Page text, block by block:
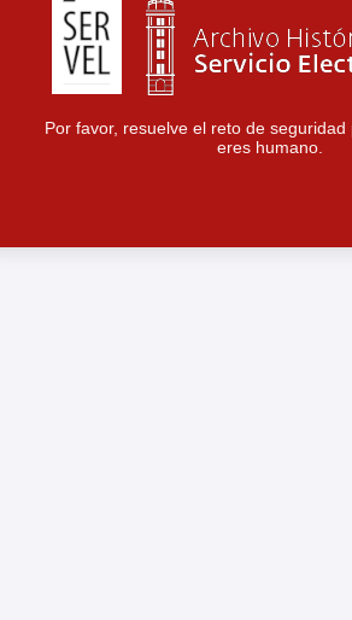
Por favor, resuelve el reto de
eres humano.